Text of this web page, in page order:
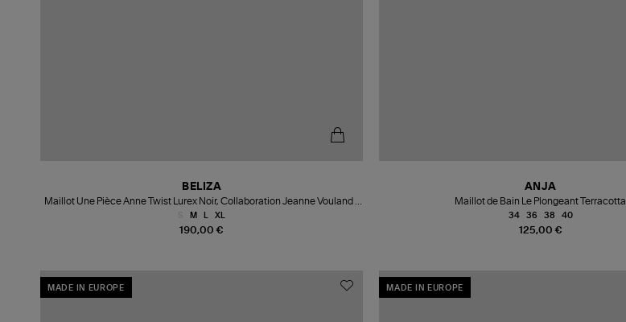
190,00 €
BELIZA
Maillot Une Pièce Anne Twist Lurex Noir, Collaboration Jeanne Vouland x
Beliza
M XL
125,00 €
ANJA
Maillot de Bain Le Plongeant Terracotta
34 36 38 40
MADE IN EUROPE MADE IN EUROPE